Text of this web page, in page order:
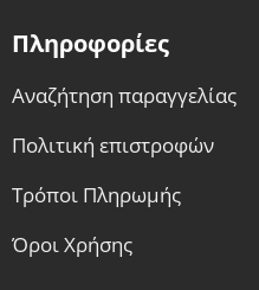
να
επιλεγούν
σελίδα
του
προϊόντος
Πληροφορίες
Αναζήτηση παραγγελίας
Πολιτική επιστροφών
Τρόποι Πληρωμής
Όροι Χρήσης